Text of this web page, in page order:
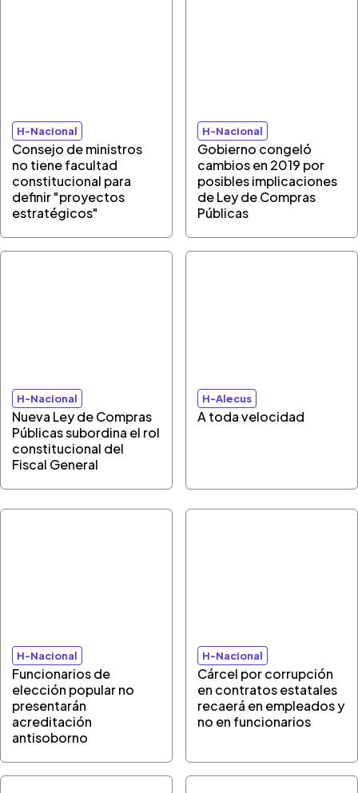
H-Nacional
Consejo de ministros
no tiene facultad
constitucional para
definir "proyectos
estratégicos"
H-Nacional
Gobierno congeló
cambios en 2019 por
posibles implicaciones
de Ley de Compras
Públicas
H-Nacional
Nueva Ley de Compras
Públicas subordina el rol
constitucional del
Fiscal General
H-Alecus
A toda velocidad
H-Nacional
Funcionarios de
elección popular no
presentarán
acreditación
antisoborno
H-Nacional
Cárcel por corrupción
en contratos estatales
recaerá en empleados y
no en funcionarios